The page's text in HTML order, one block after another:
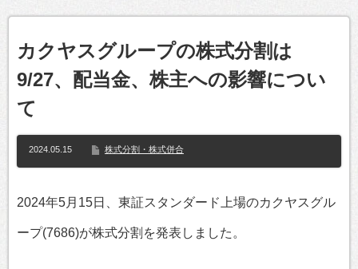
カクヤスグループの株式分割は
9/27、配当金、株主への影響につい
て
2024.05.15 株式分割・株式併合
2024年5月15日、東証スタンダード上場のカクヤスグル
ープ(7686)が株式分割を発表しました。